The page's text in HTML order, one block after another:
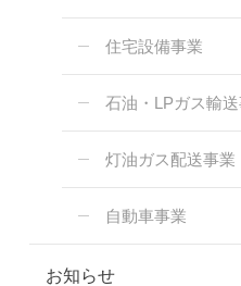
住宅設備事業
石油・LPガス輸
灯油ガス配送事業
自動車事業
お知らせ